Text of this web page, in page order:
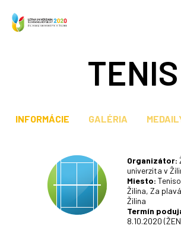
TENIS
INFORMÁCIE GALÉRIA